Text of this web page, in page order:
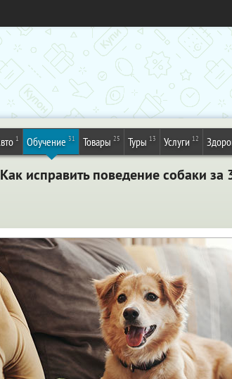
1 Обучение 31 Товары 25 Туры 13 Услуги 12
исправить поведение собаки